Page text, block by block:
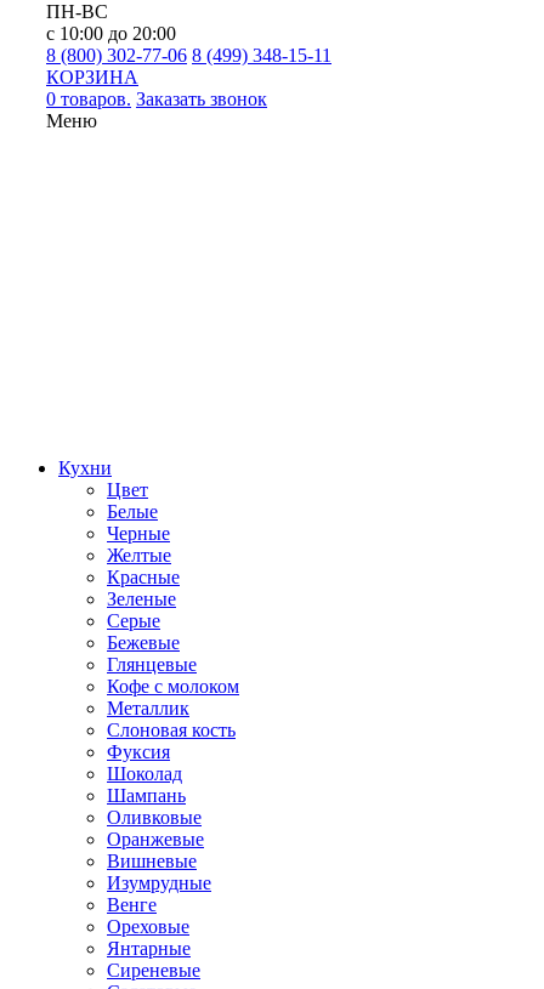
ПН-ВС
с 10:00 до 20:00
8 (800) 302-77-06 8 (499) 348-15-11
КОРЗИНА
0 товаров. Заказать звонок
Меню
Кухни
Цвет
Белые
Черные
Желтые
Красные
Зеленые
Серые
Бежевые
Глянцевые
Кофе с молоком
Металлик
Слоновая кость
Фуксия
Шоколад
Шампань
Оливковые
Оранжевые
Вишневые
Изумрудные
Венге
Ореховые
Янтарные
Сиреневые